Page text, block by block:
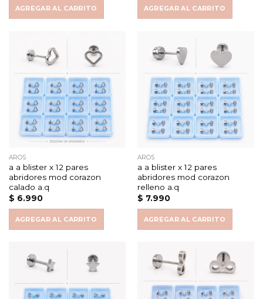
$ 23.989.$ 8.900.
AGREGAR AL CARRITO AGREGAR AL CARRITO
AROS
a a blister x 12 pares
abridores mod corazon
calado a.q
$ 6.990
AGREGAR AL CARRITO
AROS
a a blister x 12 pares
abridores mod corazon
relleno a.q
$ 7.990
AGREGAR AL CARRITO